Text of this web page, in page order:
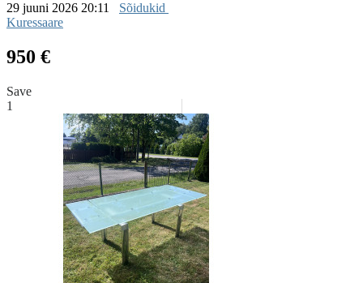
29 juuni 2026 20:11
Sõidukid
Kuressaare
950 €
Save
1